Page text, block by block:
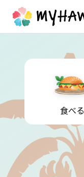
食べる